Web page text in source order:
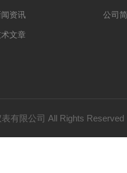
闻资讯
文章
公司
表有限公司 All Rights